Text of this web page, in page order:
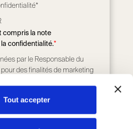
Tout accepter
compris la note
confidentialité.*
par le Responsable du
des finalités de marketing
PAS
par le Responsable du